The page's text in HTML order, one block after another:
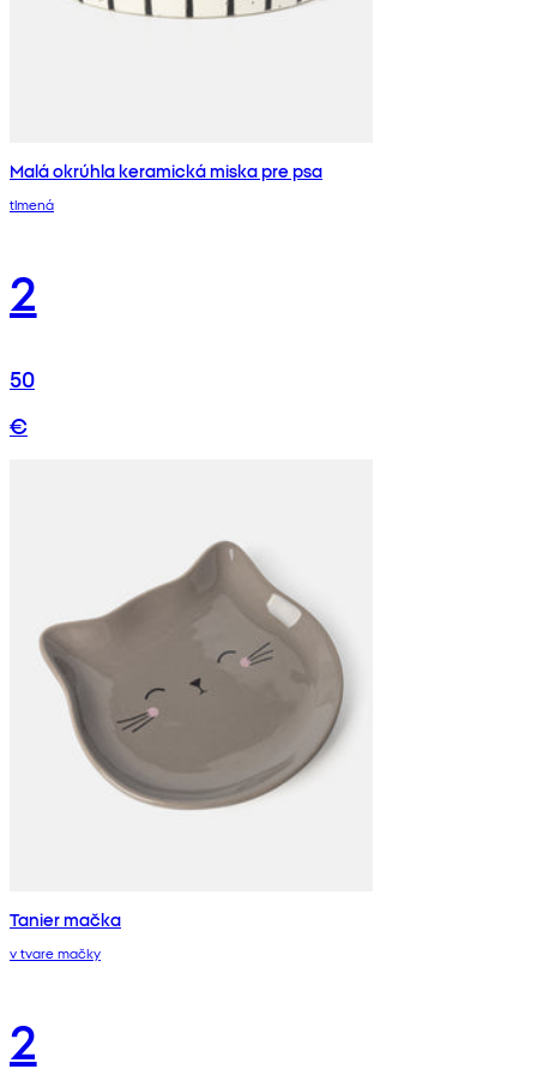
Malá okrúhla keramická miska pre psa
tlmená
2
50
€
Tanier mačka
v tvare mačky
2